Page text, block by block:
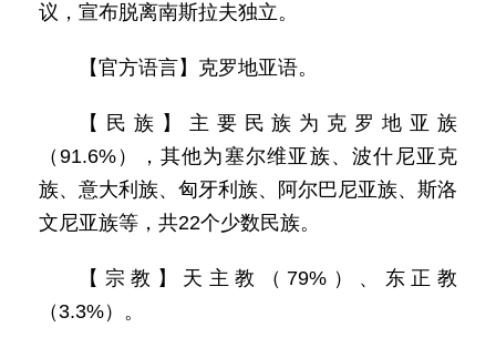
议，宣布脱离南斯拉夫独立。
【官方语言】克罗地亚语。
【民族】主要民族为克罗地亚族
（91.6%），其他为塞尔维亚族、波什尼亚克
族、意大利族、匈牙利族、阿尔巴尼亚族、斯洛
文尼亚族等，共22个少数民族。
【宗教】天主教（79%）、东正教
（3.3%）。